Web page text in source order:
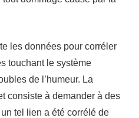
les données pour corréler
touchant le système
de l’humeur. La
consiste à demander à des
tel lien a été corrélé de